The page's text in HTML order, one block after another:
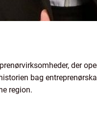
der
bag
region.